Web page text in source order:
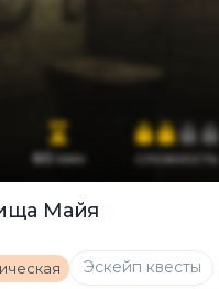
60мин сложность
Майя
Эскейп квесты